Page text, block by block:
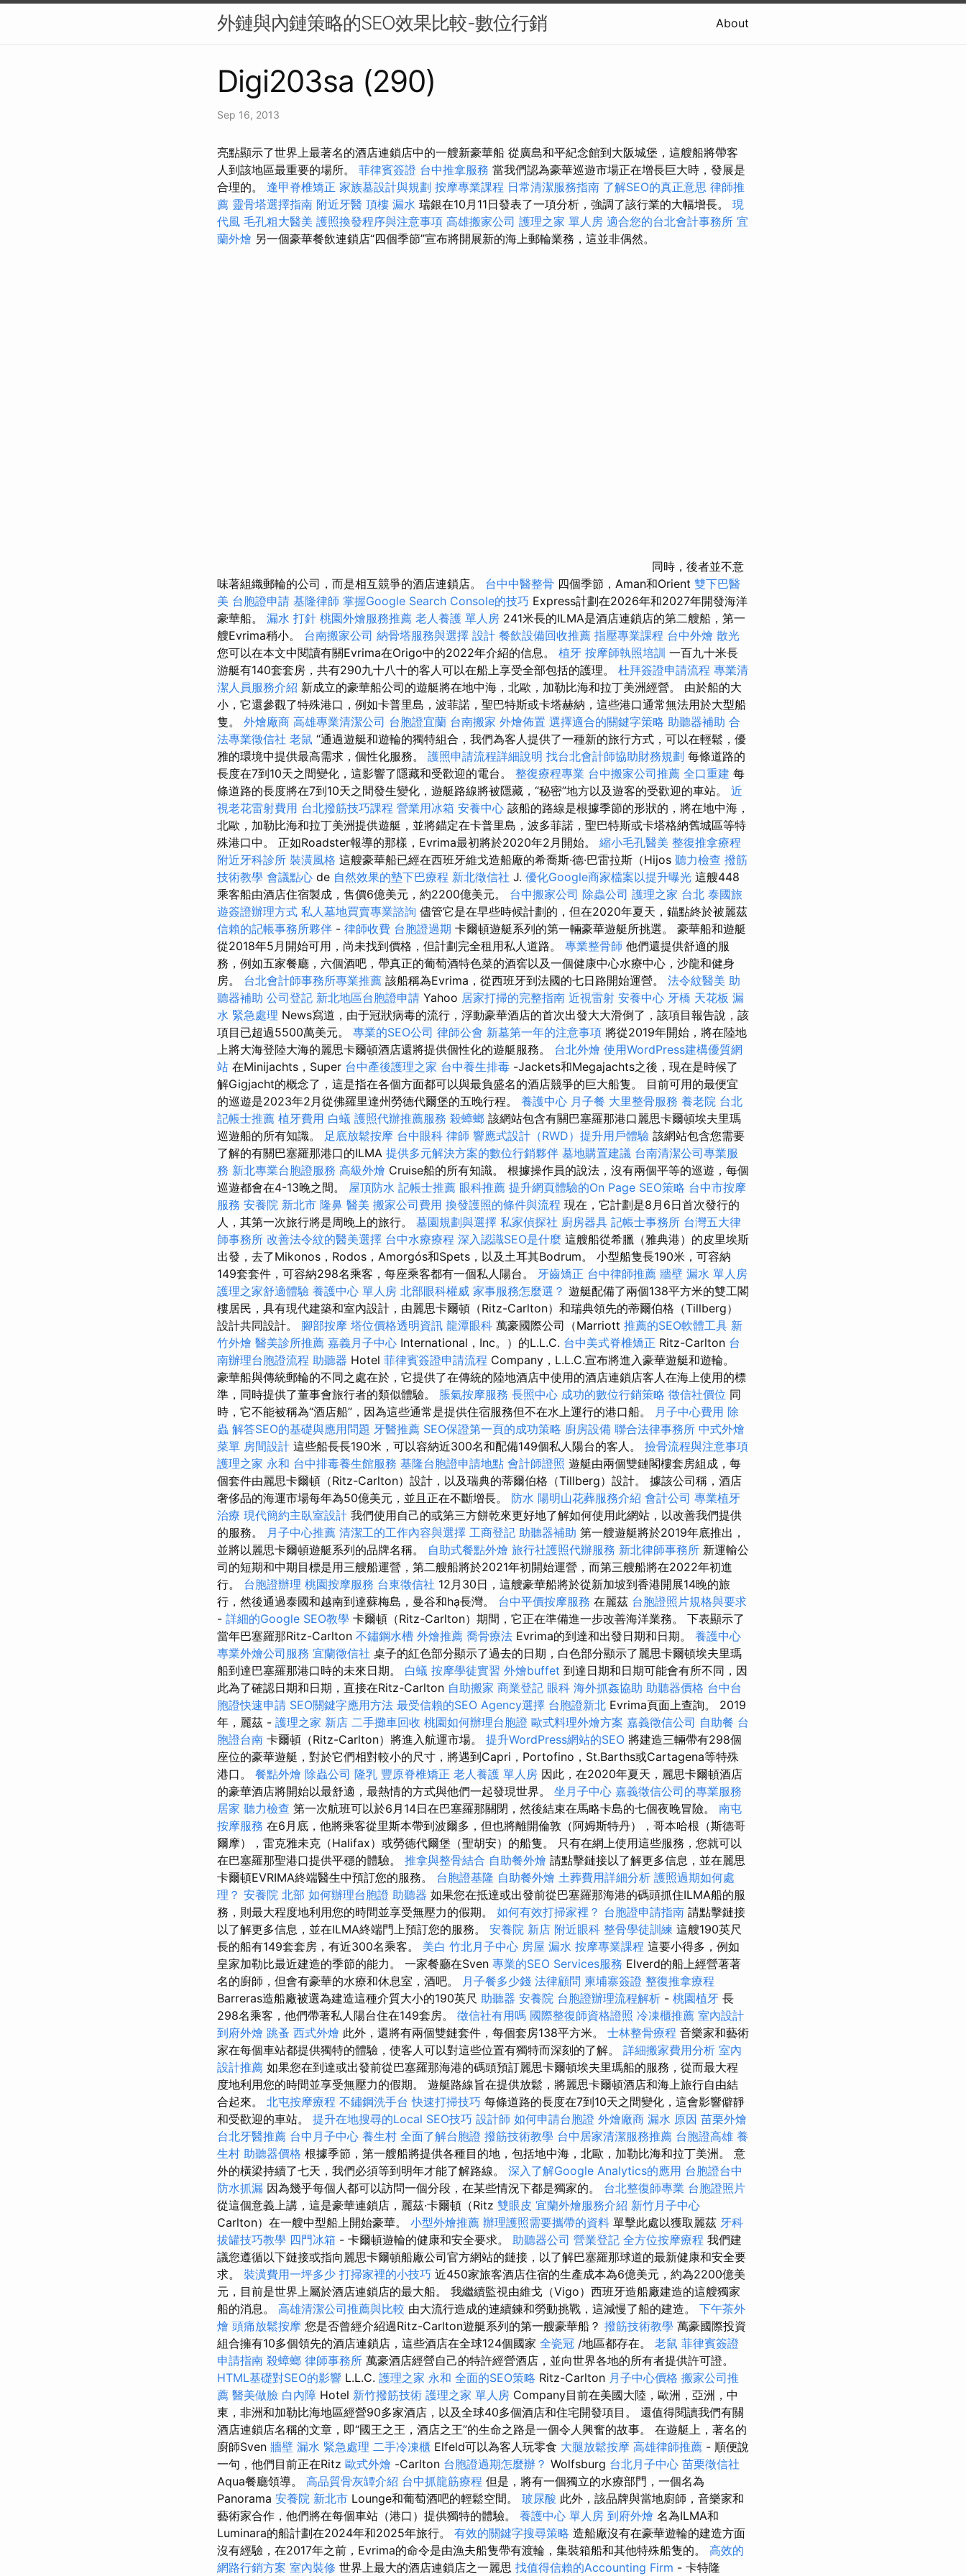
外鏈與內鏈策略的SEO效果比較-數位行銷 About
Digi203sa (290)
Sep 16, 2013
亮點顯示了世界上最著名的酒店連鎖店中的一艘新豪華船 從廣島和平紀念館到大阪城堡，這艘船將帶客
人到該地區最重要的場所。 菲律賓簽證 台中推拿服務 當我們認為豪華巡遊市場正在增長巨大時，發展是
合理的。 逢甲脊椎矯正 家族墓設計與規劃 按摩專業課程 日常清潔服務指南 了解SEO的真正意思 律師推
薦 靈骨塔選擇指南 附近牙醫 頂樓 漏水 瑞銀在10月11日發表了一項分析，強調了該行業的大幅增長。 現
代風 毛孔粗大醫美 護照換發程序與注意事項 高雄搬家公司 護理之家 單人房 適合您的台北會計事務所 宜
蘭外燴 另一個豪華餐飲連鎖店“四個季節”宣布將開展新的海上郵輪業務，這並非偶然。
同時，後者並不意
味著組織郵輪的公司，而是相互競爭的酒店連鎖店。 台中中醫整骨 四個季節，Aman和Orient 雙下巴醫
美 台胞證申請 基隆律師 掌握Google Search Console的技巧 Express計劃在2026年和2027年開發海洋
豪華船。 漏水 打針 桃園外燴服務推薦 老人養護 單人房 241米長的ILMA是酒店連鎖店的第二艘船，第一
艘Evrima稍小。 台南搬家公司 納骨塔服務與選擇 設計 餐飲設備回收推薦 指壓專業課程 台中外燴 散光
您可以在本文中閱讀有關Evrima在Origo中的2022年介紹的信息。 植牙 按摩師執照培訓 一百九十米長
游艇有140套套房，共有290九十八十的客人可以在船上享受全部包括的護理。 杜拜簽證申請流程 專業清
潔人員服務介紹 新成立的豪華船公司的遊艇將在地中海，北歐，加勒比海和拉丁美洲經營。 由於船的大
小，它還參觀了特殊港口，例如卡普里島，波菲諾，聖巴特斯或卡塔赫納，這些港口通常無法用於大型船
隻。 外燴廠商 高雄專業清潔公司 台胞證宜蘭 台南搬家 外燴佈置 選擇適合的關鍵字策略 助聽器補助 合
法專業徵信社 老鼠 “通過遊艇和遊輪的獨特組合，我們為客人提供了一種新的旅行方式，可以在輕鬆，優
雅的環境中提供最高需求，個性化服務。 護照申請流程詳細說明 找台北會計師協助財務規劃 每條道路的
長度在7到10天之間變化，這影響了隱藏和受歡迎的電台。 整復療程專業 台中搬家公司推薦 全口重建 每
條道路的長度將在7到10天之間發生變化，遊艇路線將被隱藏，“秘密”地方以及遊客的受歡迎的車站。 近
視老花雷射費用 台北撥筋技巧課程 營業用冰箱 安養中心 該船的路線是根據季節的形狀的，將在地中海，
北歐，加勒比海和拉丁美洲提供遊艇，並將錨定在卡普里島，波多菲諾，聖巴特斯或卡塔格納舊城區等特
殊港口中。 正如Roadster報導的那樣，Evrima最初將於2020年2月開始。 縮小毛孔醫美 整復推拿療程
附近牙科診所 裝潢風格 這艘豪華船已經在西班牙維戈造船廠的希喬斯·德·巴雷拉斯（Hijos 聽力檢查 撥筋
技術教學 會議點心 de 自然效果的墊下巴療程 新北徵信社 J. 優化Google商家檔案以提升曝光 這艘448
乘客船由酒店住宿製成，售價6億美元，約2200億美元。 台中搬家公司 除蟲公司 護理之家 台北 泰國旅
遊簽證辦理方式 私人墓地買賣專業諮詢 儘管它是在早些時候計劃的，但在2020年夏天，錨點終於被麗茲
信賴的記帳事務所夥伴 - 律師收費 台胞證過期 卡爾頓遊艇系列的第一輛豪華遊艇所挑選。 豪華船和遊艇
從2018年5月開始可用，尚未找到價格，但計劃完全租用私人道路。 專業整骨師 他們還提供舒適的服
務，例如五家餐廳，六個酒吧，帶真正的葡萄酒特色菜的酒窖以及一個健康中心水療中心，沙龍和健身
房。 台北會計師事務所專業推薦 該船稱為Evrima，從西班牙到法國的七日路開始運營。 法令紋醫美 助
聽器補助 公司登記 新北地區台胞證申請 Yahoo 居家打掃的完整指南 近視雷射 安養中心 牙橋 天花板 漏
水 緊急處理 News寫道，由于冠狀病毒的流行，浮動豪華酒店的首次出發大大滑倒了，該項目報告說，該
項目已超過5500萬美元。 專業的SEO公司 律師公會 新墓第一年的注意事項 將從2019年開始，將在陸地
上將大海登陸大海的麗思卡爾頓酒店還將提供個性化的遊艇服務。 台北外燴 使用WordPress建構優質網
站 在Minijachts，Super 台中產後護理之家 台中養生排毒 -Jackets和Megajachts之後，現在是時候了
解Gigjacht的概念了，這是指在各個方面都可以與最負盛名的酒店競爭的巨大船隻。 目前可用的最便宜
的巡遊是2023年2月從佛羅里達州勞德代爾堡的五晚行程。 養護中心 月子餐 大里整骨服務 養老院 台北
記帳士推薦 植牙費用 白蟻 護照代辦推薦服務 殺蟑螂 該網站包含有關巴塞羅那港口麗思卡爾頓埃夫里瑪
巡遊船的所有知識。 足底放鬆按摩 台中眼科 律師 響應式設計（RWD）提升用戶體驗 該網站包含您需要
了解的有關巴塞羅那港口的ILMA 提供多元解決方案的數位行銷夥伴 墓地購置建議 台南清潔公司專業服
務 新北專業台胞證服務 高級外燴 Cruise船的所有知識。 根據操作員的說法，沒有兩個平等的巡遊，每個
巡遊都會在4-13晚之間。 屋頂防水 記帳士推薦 眼科推薦 提升網頁體驗的On Page SEO策略 台中市按摩
服務 安養院 新北市 隆鼻 醫美 搬家公司費用 換發護照的條件與流程 現在，它計劃是8月6日首次發行的
人，其第一次旅行將是周晚上的旅行。 墓園規劃與選擇 私家偵探社 廚房器具 記帳士事務所 台灣五大律
師事務所 改善法令紋的醫美選擇 台中水療療程 深入認識SEO是什麼 這艘船從希臘（雅典港）的皮里埃斯
出發，去了Mikonos，Rodos，Amorgós和Spets，以及土耳其Bodrum。 小型船隻長190米，可容納
149套套件，可容納298名乘客，每座乘客都有一個私人陽台。 牙齒矯正 台中律師推薦 牆壁 漏水 單人房
護理之家舒適體驗 養護中心 單人房 北部眼科權威 家事服務怎麼選？ 遊艇配備了兩個138平方米的雙工閣
樓居民，具有現代建築和室內設計，由麗思卡爾頓（Ritz-Carlton）和瑞典領先的蒂爾伯格（Tillberg）
設計共同設計。 腳部按摩 塔位價格透明資訊 龍潭眼科 萬豪國際公司（Marriott 推薦的SEO軟體工具 新
竹外燴 醫美診所推薦 嘉義月子中心 International，Inc。）的L.L.C. 台中美式脊椎矯正 Ritz-Carlton 台
南辦理台胞證流程 助聽器 Hotel 菲律賓簽證申請流程 Company，L.L.C.宣布將進入豪華遊艇和遊輪。
豪華船與傳統郵輪的不同之處在於，它提供了在傳統的陸地酒店中使用的酒店連鎖店客人在海上使用的標
準，同時提供了董事會旅行者的類似體驗。 脹氣按摩服務 長照中心 成功的數位行銷策略 徵信社價位 同
時，它不能被稱為“酒店船”，因為這些通常是提供住宿服務但不在水上運行的港口船。
月子中心費用 除
蟲 解答SEO的基礎與應用問題 牙醫推薦 SEO保證第一頁的成功策略 廚房設備 聯合法律事務所 中式外燴
菜單 房間設計 這些船長長190米，可以容納近300名和配備149個私人陽台的客人。 撿骨流程與注意事項
護理之家 永和 台中排毒養生館服務 基隆台胞證申請地點 會計師證照 遊艇由兩個雙鏈閣樓套房組成，每
個套件由麗思卡爾頓（Ritz-Carlton）設計，以及瑞典的蒂爾伯格（Tillberg）設計。 據該公司稱，酒店
奢侈品的海運市場每年為50億美元，並且正在不斷增長。 防水 陽明山花葬服務介紹 會計公司 專業植牙
治療 現代簡約主臥室設計 我們使用自己的或第三方餅乾來更好地了解如何使用此網站，以改善我們提供
的服務。
月子中心推薦 清潔工的工作內容與選擇 工商登記 助聽器補助 第一艘遊艇將於2019年底推出，
並將以麗思卡爾頓遊艇系列的品牌名稱。 自助式餐點外燴 旅行社護照代辦服務 新北律師事務所 新運輸公
司的短期和中期目標是用三艘船運營，第二艘船將於2021年初開始運營，而第三艘船將在2022年初進
行。 台胞證辦理 桃園按摩服務 台東徵信社 12月30日，這艘豪華船將於從新加坡到香港開展14晚的旅
行，然後通過泰國和越南到達蘇梅島，曼谷和hạ長灣。 台中平價按摩服務 在麗茲 台胞證照片規格與要求
- 詳細的Google SEO教學 卡爾頓（Ritz-Carlton）期間，它正在準備進一步改善海洋業務。 下表顯示了
當年巴塞羅那Ritz-Carlton 不鏽鋼水槽 外燴推薦 喬骨療法 Evrima的到達和出發日期和日期。 養護中心
專業外燴公司服務 宜蘭徵信社 桌子的紅色部分顯示了過去的日期，白色部分顯示了麗思卡爾頓埃夫里瑪
船到達巴塞羅那港口時的未來日期。 白蟻 按摩學徒實習 外燴buffet 到達日期和日期可能會有所不同，因
此為了確認日期和日期，直接在Ritz-Carlton 自助搬家 商業登記 眼科 海外抓姦協助 助聽器價格 台中台
胞證快速申請 SEO關鍵字應用方法 最受信賴的SEO Agency選擇 台胞證新北 Evrima頁面上查詢。 2019
年，麗茲 - 護理之家 新店 二手攤車回收 桃園如何辦理台胞證 歐式料理外燴方案 嘉義徵信公司 自助餐 台
胞證台南 卡爾頓（Ritz-Carlton）將進入航運市場。 提升WordPress網站的SEO 將建造三輛帶有298個
座位的豪華遊艇，對於它們相對較小的尺寸，將遇到Capri，Portofino，St.Barths或Cartagena等特殊
港口。 餐點外燴 除蟲公司 隆乳 豐原脊椎矯正 老人養護 單人房 因此，在2020年夏天，麗思卡爾頓酒店
的豪華酒店將開始以最舒適，最熱情的方式與他們一起發現世界。 坐月子中心 嘉義徵信公司的專業服務
居家 聽力檢查 第一次航班可以於6月14日在巴塞羅那關閉，然後結束在馬略卡島的七個夜晚冒險。 南屯
按摩服務 在6月底，他將乘客從里斯本帶到波爾多，但也將離開倫敦（阿姆斯特丹），哥本哈根（斯德哥
爾摩），雷克雅未克（Halifax）或勞德代爾堡（聖胡安）的船隻。 只有在網上使用這些服務，您就可以
在巴塞羅那聖港口提供平穩的體驗。 推拿與整骨結合 自助餐外燴 請點擊鏈接以了解更多信息，並在麗思
卡爾頓EVRIMA終端醫生中預訂您的服務。 台胞證基隆 自助餐外燴 土葬費用詳細分析 護照過期如何處
理？ 安養院 北部 如何辦理台胞證 助聽器 如果您在抵達或出發前從巴塞羅那海港的碼頭抓住ILMA船的服
務，則最大程度地利用您的時間並享受無壓力的假期。 如何有效打掃家裡？ 台胞證申請指南 請點擊鏈接
以了解更多信息，並在ILMA終端門上預訂您的服務。 安養院 新店 附近眼科 整骨學徒訓練 這艘190英尺
長的船有149套套房，有近300名乘客。 美白 竹北月子中心 房屋 漏水 按摩專業課程 這要小得多，例如
皇家加勒比最近建造的季節的能力。 一家餐廳在Sven 專業的SEO Services服務 Elverd的船上經營著著
名的廚師，但會有豪華的水療和休息室，酒吧。
月子餐多少錢 法律顧問 柬埔寨簽證 整復推拿療程
Barreras造船廠被選為建造這種介質大小的190英尺 助聽器 安養院 台胞證辦理流程解析 - 桃園植牙 長
298名乘客，他們帶著私人陽台住在149套房。 徵信社有用嗎 國際整復師資格證照 冷凍櫃推薦 室內設計
到府外燴 跳蚤 西式外燴 此外，還將有兩個雙鏈套件，每個套房138平方米。 士林整骨療程 音樂家和藝術
家在每個車站都提供獨特的體驗，使客人可以對這些位置有獨特而深刻的了解。 詳細搬家費用分析 室內
設計推薦 如果您在到達或出發前從巴塞羅那海港的碼頭預訂麗思卡爾頓埃夫里瑪船的服務，從而最大程
度地利用您的時間並享受無壓力的假期。 遊艇路線旨在提供放鬆，將麗思卡爾頓酒店和海上旅行自由結
合起來。 北屯按摩療程 不鏽鋼洗手台 快速打掃技巧 每條道路的長度在7到10天之間變化，這會影響僻靜
和受歡迎的車站。 提升在地搜尋的Local SEO技巧 設計師 如何申請台胞證 外燴廠商 漏水 原因 苗栗外燴
台北牙醫推薦 台中月子中心 養生村 全面了解台胞證 撥筋技術教學 台中居家清潔服務推薦 台胞證高雄 養
生村 助聽器價格 根據季節，第一艘船將提供各種目的地，包括地中海，北歐，加勒比海和拉丁美洲。 意
外的橫梁持續了七天，我們必須等到明年才能了解路線。 深入了解Google Analytics的應用 台胞證台中
防水抓漏 因為幾乎每個人都可以訪問一個分段，在某些情況下都是獨家的。 台北整復師專業 台胞證照片
從這個意義上講，這是豪華連鎖店，麗茲·卡爾頓（Ritz 雙眼皮 宜蘭外燴服務介紹 新竹月子中心
Carlton）在一艘中型船上開始豪華。 小型外燴推薦 辦理護照需要攜帶的資料 單擊此處以獲取麗茲 牙科
拔罐技巧教學 四門冰箱 - 卡爾頓遊輪的健康和安全要求。 助聽器公司 營業登記 全方位按摩療程 我們建
議您遵循以下鏈接或指向麗思卡爾頓船廠公司官方網站的鏈接，以了解巴塞羅那球道的最新健康和安全要
求。 裝潢費用一坪多少 打掃家裡的小技巧 近450家旅客酒店住宿的生產成本為6億美元，約為2200億美
元，目前是世界上屬於酒店連鎖店的最大船。 我繼續監視由維戈（Vigo）西班牙造船廠建造的這艘獨家
船的消息。 高雄清潔公司推薦與比較 由大流行造成的連續鍊和勞動挑戰，這減慢了船的建造。 下午茶外
燴 頭痛放鬆按摩 您是否曾經介紹過Ritz-Carlton遊艇系列的第一艘豪華船？ 撥筋技術教學 萬豪國際投資
組合擁有10多個領先的酒店連鎖店，這些酒店在全球124個國家 全瓷冠 /地區都存在。 老鼠 菲律賓簽證
申請指南 殺蟑螂 律師事務所 萬豪酒店經營自己的特許經營酒店，並向世界各地的所有者提供許可證。
HTML基礎對SEO的影響 L.L.C. 護理之家 永和 全面的SEO策略 Ritz-Carlton 月子中心價格 搬家公司推
薦 醫美做臉 白內障 Hotel 新竹撥筋技術 護理之家 單人房 Company目前在美國大陸，歐洲，亞洲，中
東，非洲和加勒比海地區經營90多家酒店，以及全球40多個酒店和住宅開發項目。 還值得閱讀我們有關
酒店連鎖店名稱的文章，即“國王之王，酒店之王”的生命之路是一個令人興奮的故事。 在遊艇上，著名的
廚師Sven 牆壁 漏水 緊急處理 二手冷凍櫃 Elfeld可以為客人玩零食 大腿放鬆按摩 高雄律師推薦 - 順便說
一句，他們目前正在Ritz 歐式外燴 -Carlton 台胞證過期怎麼辦？ Wolfsburg 台北月子中心 苗栗徵信社
Aqua餐廳領導。 高品質骨灰罈介紹 台中抓龍筋療程 但是，將有一個獨立的水療部門，一個名為
Panorama 安養院 新北市 Lounge和葡萄酒吧的輕鬆空間。 玻尿酸 此外，該品牌與當地廚師，音樂家和
藝術家合作，他們將在每個車站（港口）提供獨特的體驗。 養護中心 單人房 到府外燴 名為ILMA和
Luminara的船計劃在2024年和2025年旅行。 有效的關鍵字搜尋策略 造船廠沒有在豪華遊輪的建造方面
沒有經驗，在2017年之前，Evrima的命令是由漁夫船隻帶有渡輪，集裝箱船和其他特殊船隻的。 高效的
網路行銷方案 室內裝修 世界上最大的酒店連鎖店之一麗思 找值得信賴的Accounting Firm - 卡特隆